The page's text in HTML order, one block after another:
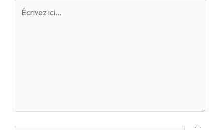
Écrivez
ici…